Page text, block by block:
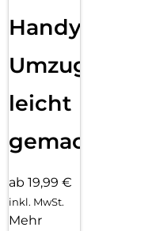
Handy
Umzug
leicht
gemacht!
ab 19,99 €
inkl. MwSt.
Mehr